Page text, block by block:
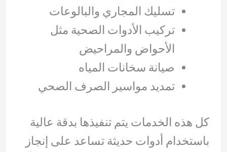
تسليك المجاري والبالوعات
تركيب الأدوات الصحية مثل
الأحواض والمراحيض
صيانة سخانات المياه
تمديد مواسير الصرف الصحي
كل هذه الخدمات يتم تنفيذها بدقة عالية
باستخدام أدوات حديثة تساعد على إنجاز